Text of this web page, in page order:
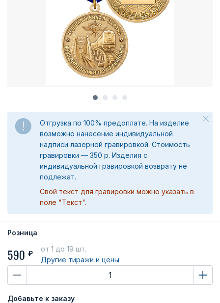
Отгрузка по 100% предоплате. На изделие
возможно нанесение индивидуальной
надписи лазерной гравировкой. Стоимость
гравировки — 350 р. Изделия с
индивидуальной гравировкой возврату не
подлежат.
Свой текст для гравировки можно указать в
поле "Текст".
Розница
590 ₽
от 1 до 19 шт.
Другие тиражии цены
Добавьте к заказу